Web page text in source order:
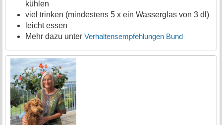
kühlen
viel trinken (mindestens 5 x ein Wasserglas von 3 dl)
leicht essen
Mehr dazu unter Verhaltensempfehlungen Bund